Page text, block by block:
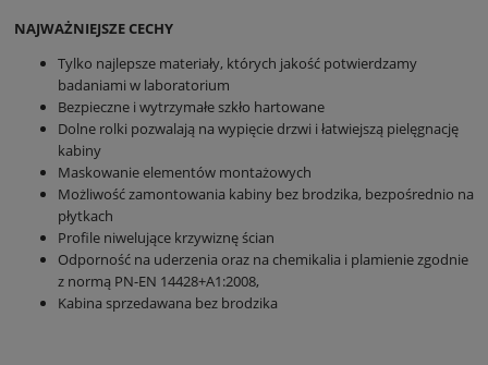
NAJWAŻNIEJSZE CECHY
Tylko najlepsze materiały, których jakość potwierdzamy
badaniami w laboratorium
Bezpieczne i wytrzymałe szkło hartowane
Dolne rolki pozwalają na wypięcie drzwi i łatwiejszą pielęgnację
kabiny
Maskowanie elementów montażowych
Możliwość zamontowania kabiny bez brodzika, bezpośrednio na
płytkach
Profile niwelujące krzywiznę ścian
Odporność na uderzenia oraz na chemikalia i plamienie zgodnie
z normą PN-EN 14428+A1:2008,
Kabina sprzedawana bez brodzika